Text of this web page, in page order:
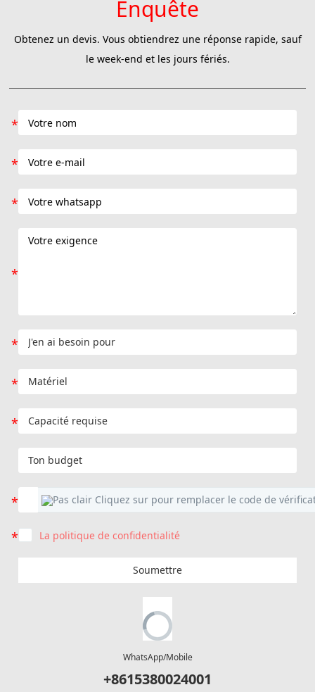
Enquête
Obtenez un devis. Vous obtiendrez une réponse rapide, sauf
le week-end et les jours fériés.
La politique de confidentialité
Soumettre
WhatsApp/Mobile
+8615380024001